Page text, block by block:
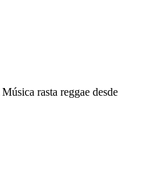
rasta reggae desde